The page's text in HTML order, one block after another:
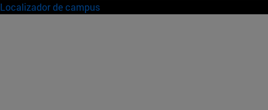
Localizador de campus